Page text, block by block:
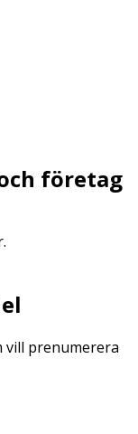
företag
vill prenumerera